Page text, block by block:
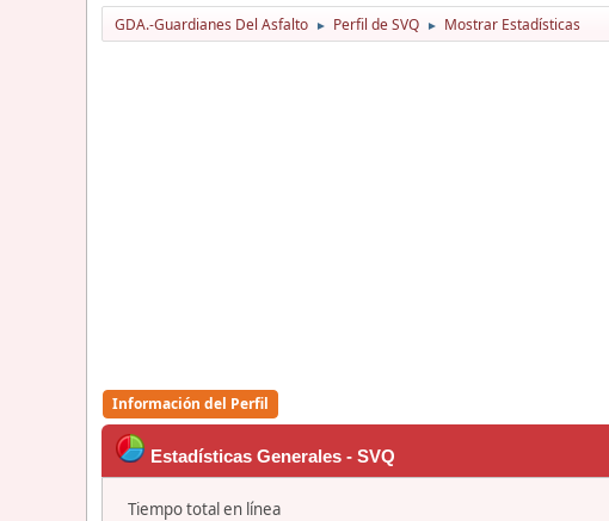
GDA.-Guardianes Del Asfalto ► Perfil de SVQ ► Mostrar Estadísticas
Información del Perfil
Estadísticas Generales - SVQ
Tiempo total en línea